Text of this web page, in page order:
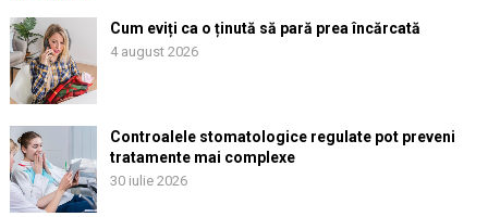
Cum eviți ca o ținută să pară prea încărcată
4 august 2026
Controalele stomatologice regulate pot preveni
tratamente mai complexe
30 iulie 2026